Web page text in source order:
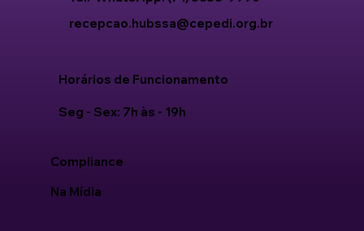
recepcao.hubssa@cepedi.org.br
Compliance
Na Mídia
Seg - Sex: 7h às - 19h
Horários de Funcionamento